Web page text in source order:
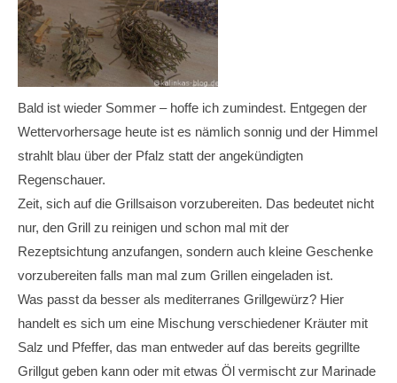
Bald ist wieder Sommer – hoffe ich zumindest. Entgegen der
Wettervorhersage heute ist es nämlich sonnig und der Himmel
strahlt blau über der Pfalz statt der angekündigten
Regenschauer.
Zeit, sich auf die Grillsaison vorzubereiten. Das bedeutet nicht
nur, den Grill zu reinigen und schon mal mit der
Rezeptsichtung anzufangen, sondern auch kleine Geschenke
vorzubereiten falls man mal zum Grillen eingeladen ist.
Was passt da besser als mediterranes Grillgewürz? Hier
handelt es sich um eine Mischung verschiedener Kräuter mit
Salz und Pfeffer, das man entweder auf das bereits gegrillte
Grillgut geben kann oder mit etwas Öl vermischt zur Marinade